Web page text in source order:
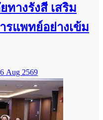
างรังสี เสริม
แพทย์อย่างเข้ม
6 Aug 2569